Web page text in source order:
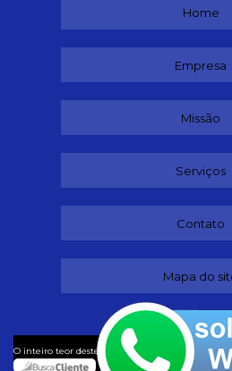
Home
Empresa
Missão
Serviços
Contato
Mapa do
O inteiro teor deste site está sujeito à proteção